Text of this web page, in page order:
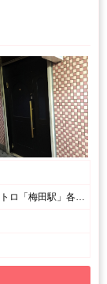
JR「大阪駅」各線から徒歩7分／大阪メトロ「梅田駅」各線から徒歩7分／阪急「梅田駅」各線から徒歩7分 / 梅田駅からおよそ437m